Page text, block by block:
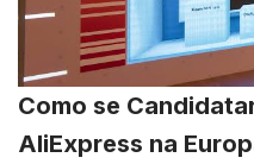
Como se
AliExpress na